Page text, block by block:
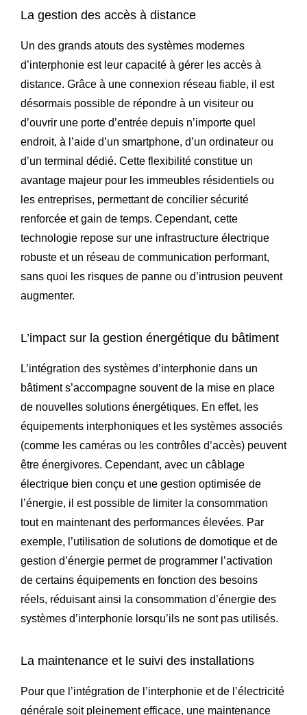
La gestion des accès à distance
Un des grands atouts des systèmes modernes
d’interphonie est leur capacité à gérer les accès à
distance. Grâce à une connexion réseau fiable, il est
désormais possible de répondre à un visiteur ou
d’ouvrir une porte d’entrée depuis n’importe quel
endroit, à l’aide d’un smartphone, d’un ordinateur ou
d’un terminal dédié. Cette flexibilité constitue un
avantage majeur pour les immeubles résidentiels ou
les entreprises, permettant de concilier sécurité
renforcée et gain de temps. Cependant, cette
technologie repose sur une infrastructure électrique
robuste et un réseau de communication performant,
sans quoi les risques de panne ou d’intrusion peuvent
augmenter.
L’impact sur la gestion énergétique du bâtiment
L’intégration des systèmes d’interphonie dans un
bâtiment s’accompagne souvent de la mise en place
de nouvelles solutions énergétiques. En effet, les
équipements interphoniques et les systèmes associés
(comme les caméras ou les contrôles d’accès) peuvent
être énergivores. Cependant, avec un câblage
électrique bien conçu et une gestion optimisée de
l’énergie, il est possible de limiter la consommation
tout en maintenant des performances élevées. Par
exemple, l’utilisation de solutions de domotique et de
gestion d’énergie permet de programmer l’activation
de certains équipements en fonction des besoins
réels, réduisant ainsi la consommation d’énergie des
systèmes d’interphonie lorsqu’ils ne sont pas utilisés.
La maintenance et le suivi des installations
Pour que l’intégration de l’interphonie et de l’électricité
générale soit pleinement efficace, une maintenance